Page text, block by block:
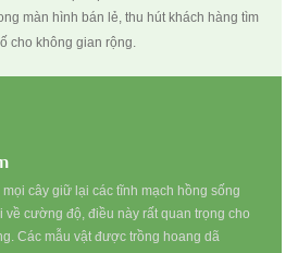
màn hình bán lẻ, thu hút khách hàng tìm
cho không gian rộng.
cây giữ lại các tĩnh mạch hồng sống
về cường độ, điều này rất quan trọng cho
Các mẫu vật được trồng hoang dã